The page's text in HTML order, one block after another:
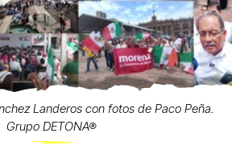
Landeros con fotos de Paco Peña.
Grupo DETONA®